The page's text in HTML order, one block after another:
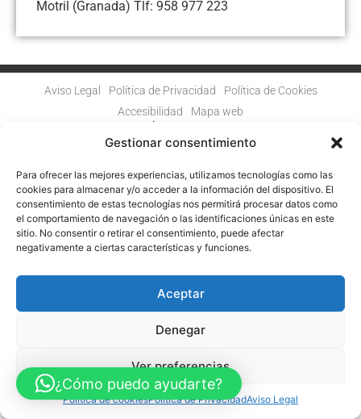
Gestionar consentimiento
Para ofrecer las mejores experiencias, utilizamos tecnologías como las
cookies para almacenar y/o acceder a la información del dispositivo. El
consentimiento de estas tecnologías nos permitirá procesar datos como
el comportamiento de navegación o las identificaciones únicas en este
sitio. No consentir o retirar el consentimiento, puede afectar
negativamente a ciertas características y funciones.
Aceptar
Denegar
Ver preferencias
Política de cookiesPolítica de PrivacidadAviso Legal
Motril (Granada) Tlf: 958 977 223
Aviso Legal Política de Privacidad
Política de Cookies
Accesibilidad
Mapa web
DIGITAL POR LOS FONDOS NEXT GENERATION (EU) DEL
MECANISMO DE RECUPERACIÓN Y RESILENCIA
© Guia Telefónica de Empresas – Todos los derechos reservados.
¿Cómo puedo ayudarte?